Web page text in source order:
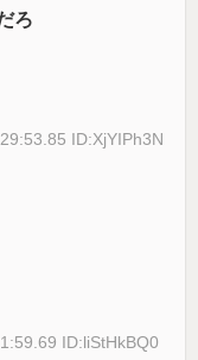
ろ
ID:XjYIPh3N
ID:liStHkBQ0